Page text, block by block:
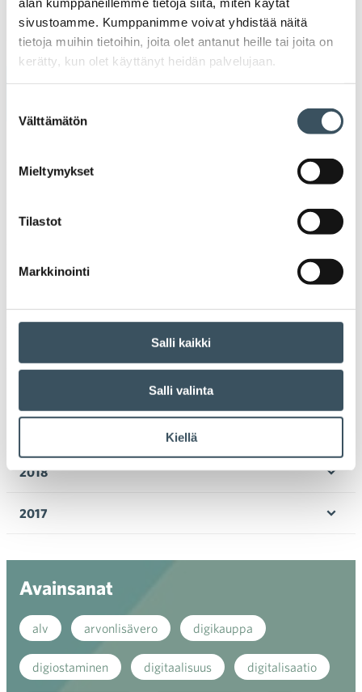
sivustoamme. Kumppanimme voivat yhdistää näitä
tietoja muihin tietoihin, joita olet antanut heille tai joita on
kerätty, kun olet käyttänyt heidän palvelujaan.
valinta
Välttämätön
Mieltymykset
Tilastot
Markkinointi
Salli kaikki
Salli valinta
Kiellä
Seuraa toimintaamme
2025
2024
2023
2022
2018
2017
Avainsanat
alv arvonlisävero digikauppa
digiostaminen digitaalisuus digitalisaatio